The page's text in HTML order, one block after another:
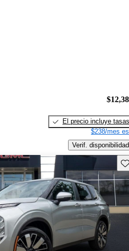
El precio incluye tasas
$238/mes
Verif. disponibilidad